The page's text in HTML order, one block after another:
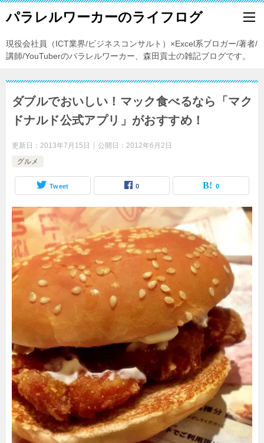
パラレルワーカーのライフログ
現役会社員（ICT業界/ビジネスコンサルト）×Excel系ブロガー/著者/
講師/YouTuberのパラレルワーカー、森田貢士の雑記ブログです。
ダブルでおいしい！マック食べるなら「マク
ドナルド公式アプリ」がおすすめ！
更新日： 2013年7月15日 公開日： 2012年6月2日
グルメ
Tweet 0 0